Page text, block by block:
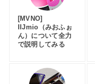
[MVNO]
IIJmio（みおふぉ
ん）について全力
で説明してみる